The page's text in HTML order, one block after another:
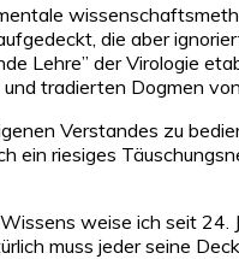
die aber
Lehre” der Virologie
tradierten Dogmen
Verstandes zu
ein riesiges
weise ich seit 24.
muss jeder seine